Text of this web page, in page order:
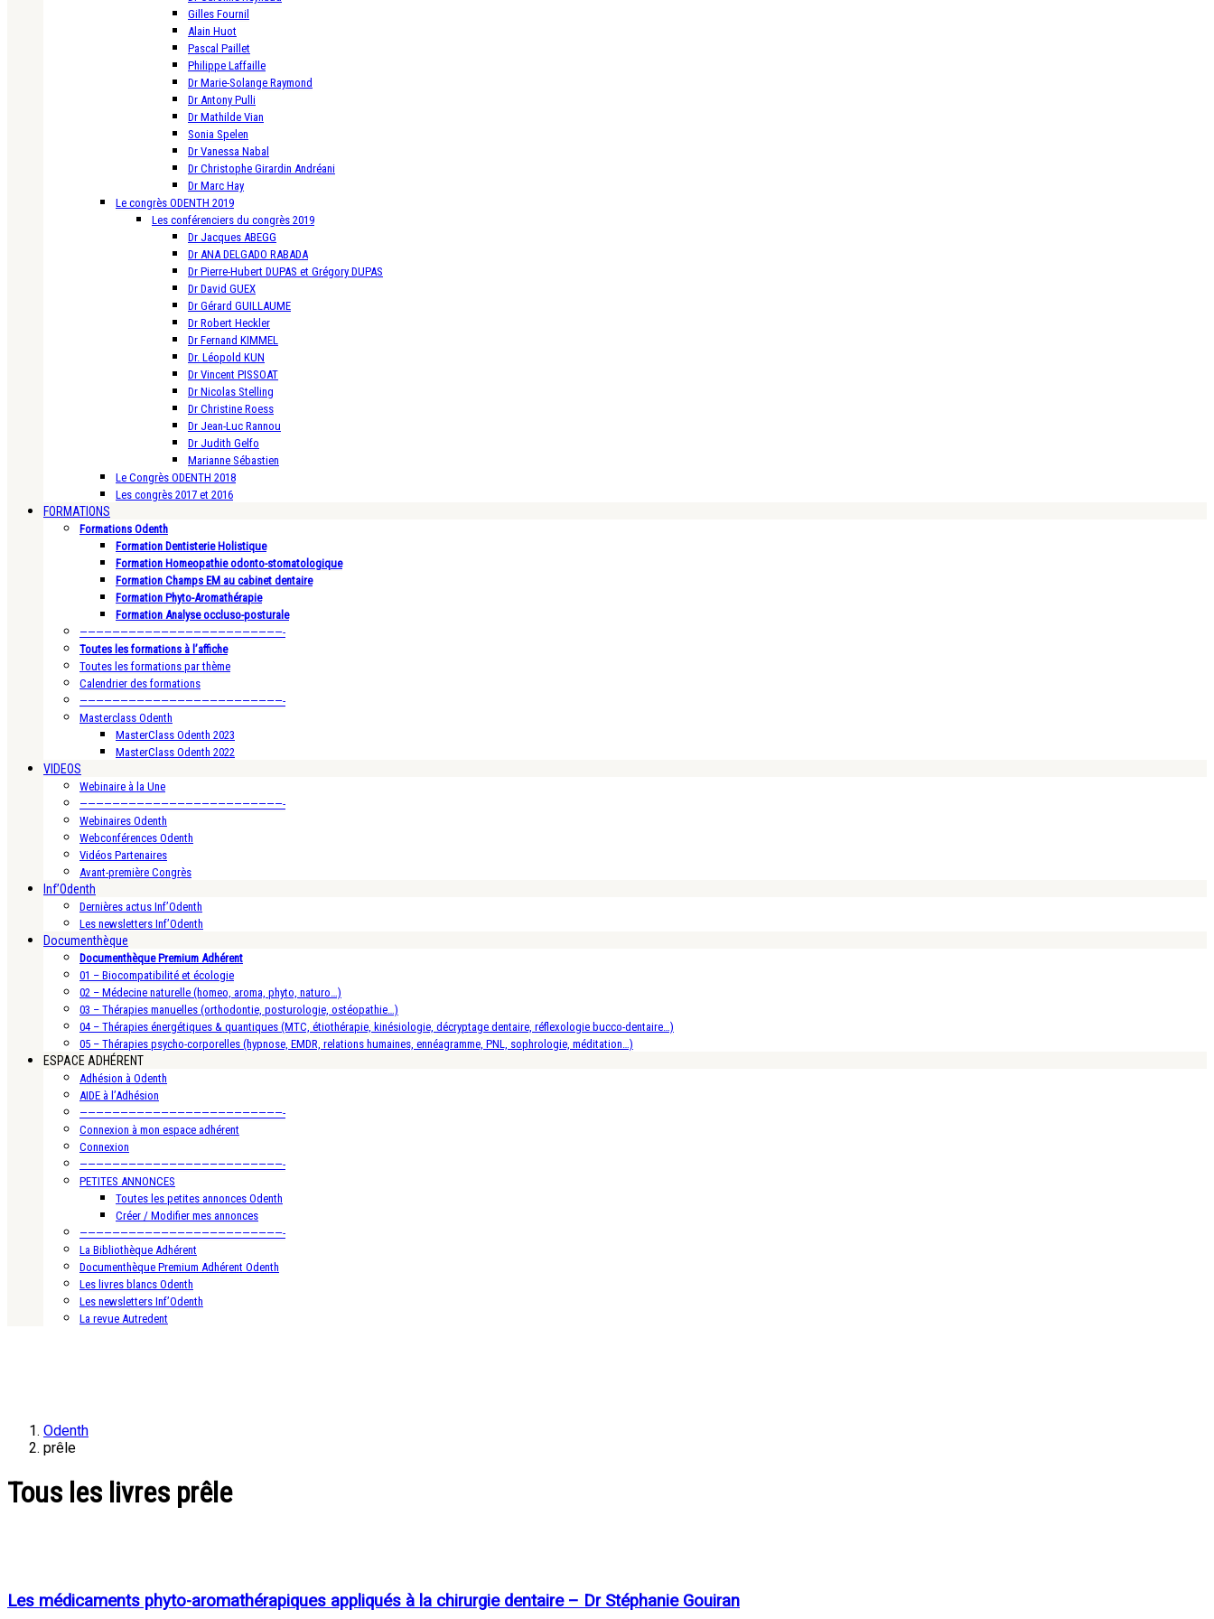
Gilles Fournil
Alain Huot
Pascal Paillet
Philippe Laffaille
Dr Marie-Solange Raymond
Dr Antony Pulli
Dr Mathilde Vian
Sonia Spelen
Dr Vanessa Nabal
Dr Christophe Girardin Andréani
Dr Marc Hay
Le congrès ODENTH 2019
Les conférenciers du congrès 2019
Dr Jacques ABEGG
Dr ANA DELGADO RABADA
Dr Pierre-Hubert DUPAS et Grégory DUPAS
Dr David GUEX
Dr Gérard GUILLAUME
Dr Robert Heckler
Dr Fernand KIMMEL
Dr. Léopold KUN
Dr Vincent PISSOAT
Dr Nicolas Stelling
Dr Christine Roess
Dr Jean-Luc Rannou
Dr Judith Gelfo
Marianne Sébastien
Le Congrès ODENTH 2018
Les congrès 2017 et 2016
FORMATIONS
Formations Odenth
Formation Dentisterie Holistique
Formation Homeopathie odonto-stomatologique
Formation Champs EM au cabinet dentaire
Formation Phyto-Aromathérapie
Formation Analyse occluso-posturale
—————————————————————————-
Toutes les formations à l’affiche
Toutes les formations par thème
Calendrier des formations
—————————————————————————-
Masterclass Odenth
MasterClass Odenth 2023
MasterClass Odenth 2022
VIDEOS
Webinaire à la Une
—————————————————————————-
Webinaires Odenth
Webconférences Odenth
Vidéos Partenaires
Avant-première Congrès
Inf’Odenth
Dernières actus Inf’Odenth
Les newsletters Inf’Odenth
Documenthèque
Documenthèque Premium Adhérent
01 – Biocompatibilité et écologie
02 – Médecine naturelle (homeo, aroma, phyto, naturo…)
03 – Thérapies manuelles (orthodontie, posturologie, ostéopathie…)
04 – Thérapies énergétiques & quantiques (MTC, étiothérapie, kinésiologie, décryptage dentaire, réflexologie bucco-dentaire…)
05 – Thérapies psycho-corporelles (hypnose, EMDR, relations humaines, ennéagramme, PNL, sophrologie, méditation…)
ESPACE ADHÉRENT
Adhésion à Odenth
AIDE à l’Adhésion
—————————————————————————-
Connexion à mon espace adhérent
Connexion
—————————————————————————-
PETITES ANNONCES
Toutes les petites annonces Odenth
Créer / Modifier mes annonces
—————————————————————————-
La Bibliothèque Adhérent
Documenthèque Premium Adhérent Odenth
Les livres blancs Odenth
Les newsletters Inf’Odenth
La revue Autredent
Odenth
prêle
Tous les livres prêle
Les médicaments phyto-aromathérapiques appliqués à la chirurgie dentaire – Dr Stéphanie Gouiran